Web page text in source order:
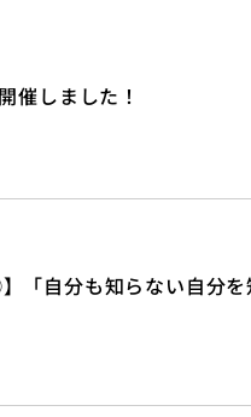
催しました！
「自分も知らない自分